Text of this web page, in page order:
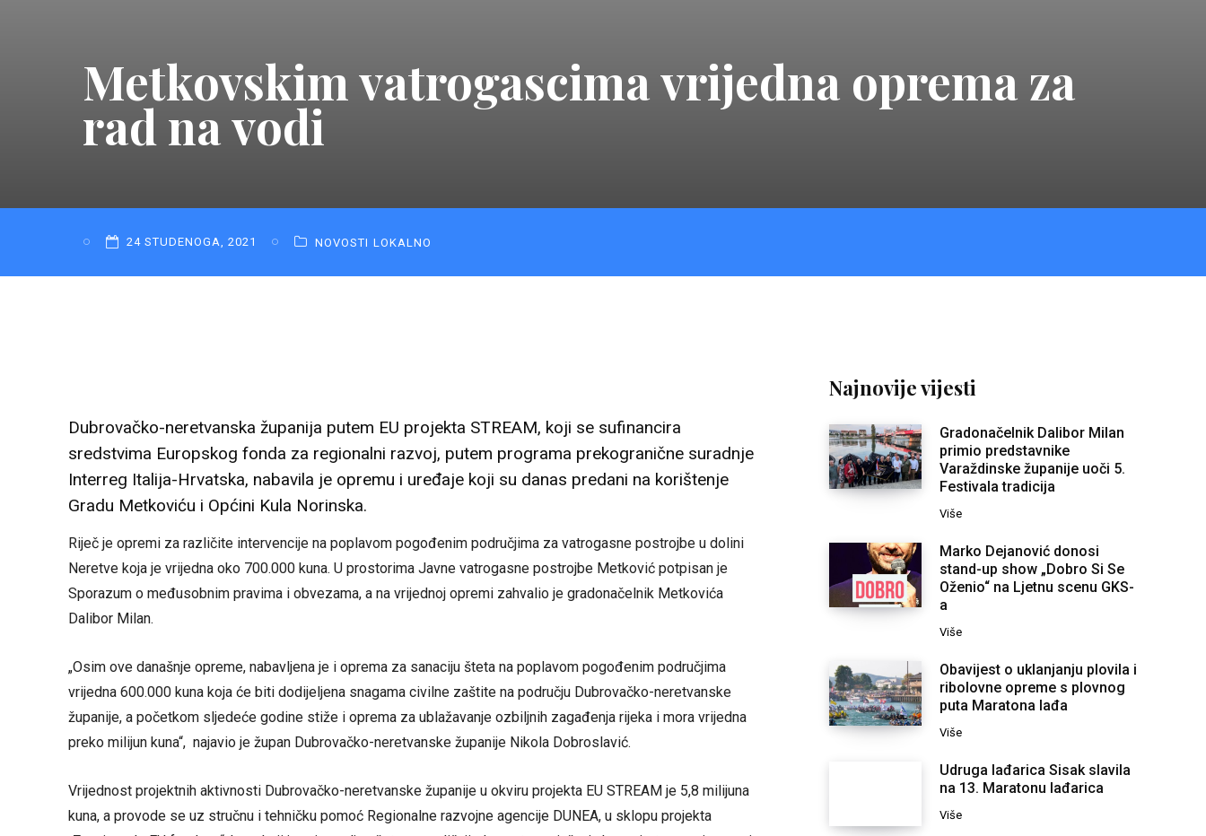
Metkovskim vatrogascima vrijedna oprema za
rad na vodi
24 STUDENOGA, 2021 NOVOSTI LOKALNO
Dubrovačko-neretvanska županija putem EU projekta STREAM, koji se sufinancira
sredstvima Europskog fonda za regionalni razvoj, putem programa prekogranične suradnje
Interreg Italija-Hrvatska, nabavila je opremu i uređaje koji su danas predani na korištenje
Gradu Metkoviću i Općini Kula Norinska.
Riječ je opremi za različite intervencije na poplavom pogođenim područjima za vatrogasne postrojbe u dolini
Neretve koja je vrijedna oko 700.000 kuna. U prostorima Javne vatrogasne postrojbe Metković potpisan je
Sporazum o međusobnim pravima i obvezama, a na vrijednoj opremi zahvalio je gradonačelnik Metkovića
Dalibor Milan.
„Osim ove današnje opreme, nabavljena je i oprema za sanaciju šteta na poplavom pogođenim područjima
vrijedna 600.000 kuna koja će biti dodijeljena snagama civilne zaštite na području Dubrovačko-neretvanske
županije, a početkom sljedeće godine stiže i oprema za ublažavanje ozbiljnih zagađenja rijeka i mora vrijedna
preko milijun kuna“, najavio je župan Dubrovačko-neretvanske županije Nikola Dobroslavić.
Vrijednost projektnih aktivnosti Dubrovačko-neretvanske županije u okviru projekta EU STREAM je 5,8 milijuna
kuna, a provode se uz stručnu i tehničku pomoć Regionalne razvojne agencije DUNEA, u sklopu projekta
Najnovije vijesti
Gradonačelnik Dalibor Milan
primio predstavnike
Varaždinske županije uoči 5.
Festivala tradicija
Više
Marko Dejanović donosi
stand-up show „Dobro Si Se
Oženio“ na Ljetnu scenu GKS-
a
Više
Obavijest o uklanjanju plovila i
ribolovne opreme s plovnog
puta Maratona lađa
Više
Udruga lađarica Sisak slavila
na 13. Maratonu lađarica
Više